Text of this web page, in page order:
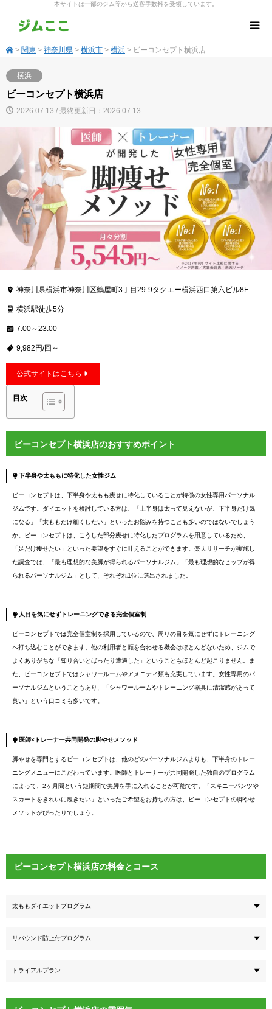
本サイトは一部のジム等から送客手数料を受領しています。
> 関東 > 神奈川県 > 横浜市 > 横浜 > ビーコンセプト横浜店
横浜
ビーコンセプト横浜店
2026.07.13 / 最終更新日：2026.07.13
神奈川県横浜市神奈川区鶴屋町3丁目29-9タクエー横浜西口第六ビル8F
横浜駅徒歩5分
7:00～23:00
9,982円/回～
公式サイトはこちら
目次
ビーコンセプト横浜店のおすすめポイント
下半身や太ももに特化した女性ジム
ビーコンセプトは、下半身や太もも痩せに特化していることが特徴の女性専用パーソナル
ジムです。ダイエットを検討している方は、「上半身は太って見えないが、下半身だけ気
になる」「太ももだけ細くしたい」といったお悩みを持つことも多いのではないでしょう
か。ビーコンセプトは、こうした部分痩せに特化したプログラムを用意しているため、
「足だけ痩せたい」といった要望をすぐに叶えることができます。楽天リサーチが実施し
た調査では、「最も理想的な美脚が得られるパーソナルジム」「最も理想的なヒップが得
られるパーソナルジム」として、それぞれ1位に選出されました。
人目を気にせずトレーニングできる完全個室制
ビーコンセプトでは完全個室制を採用しているので、周りの目を気にせずにトレーニング
へ打ち込むことができます。他の利用者と顔を合わせる機会はほとんどないため、ジムで
よくありがちな「知り合いとばったり遭遇した」ということもほとんど起こりません。ま
た、ビーコンセプトではシャワールームやアメニティ類も充実しています。女性専用のパ
ーソナルジムということもあり、「シャワールームやトレーニング器具に清潔感があって
良い」という口コミも多いです。
医師×トレーナー共同開発の脚やせメソッド
脚やせを専門とするビーコンセプトは、他のどのパーソナルジムよりも、下半身のトレー
ニングメニューにこだわっています。医師とトレーナーが共同開発した独自のプログラム
によって、2ヶ月間という短期間で美脚を手に入れることが可能です。「スキニーパンツや
スカートをきれいに履きたい」といったご希望をお持ちの方は、ビーコンセプトの脚やせ
メソッドがぴったりでしょう。
ビーコンセプト横浜店の料金とコース
太ももダイエットプログラム
リバウンド防止付プログラム
トライアルプラン